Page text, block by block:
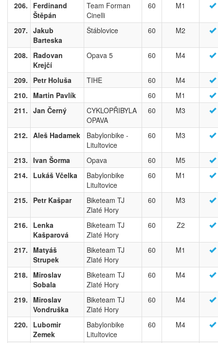
206.
Ferdinand
Štěpán
Team Forman
Cinelli
60 M1
207. Jakub
Barteska
Štáblovice 60 M2
208.
Radovan
Krejčí
Opava 5 60 M4
209. Petr Holuša TIHE 60
M4
210.
Martin Pavlík 60
M1
211. Jan Černý
CYKLOPŘIBYLA
OPAVA
60 M3
212. Aleš Hadamek
Babylonbike -
Litultovice
60 M3
213. Ivan Šorma Opava 60
M5
214.
Lukáš Včelka
Babylonbike
Litultovice
60 M1
215. Petr Kašpar
Biketeam TJ
Zlaté Hory
60 M3
216.
Lenka
Kašparová
Biketeam TJ
Zlaté Hory
60 Z2
217.
Matyáš
Strupek
Biketeam TJ
Zlaté Hory
60 M1
218.
Miroslav
Sobala
Biketeam TJ
Zlaté Hory
60 M4
219.
Miroslav
Vondruška
Biketeam TJ
Zlaté Hory
60 M4
220.
Lubomir
Zemek
Babylonbike
Litultovice
60 M4